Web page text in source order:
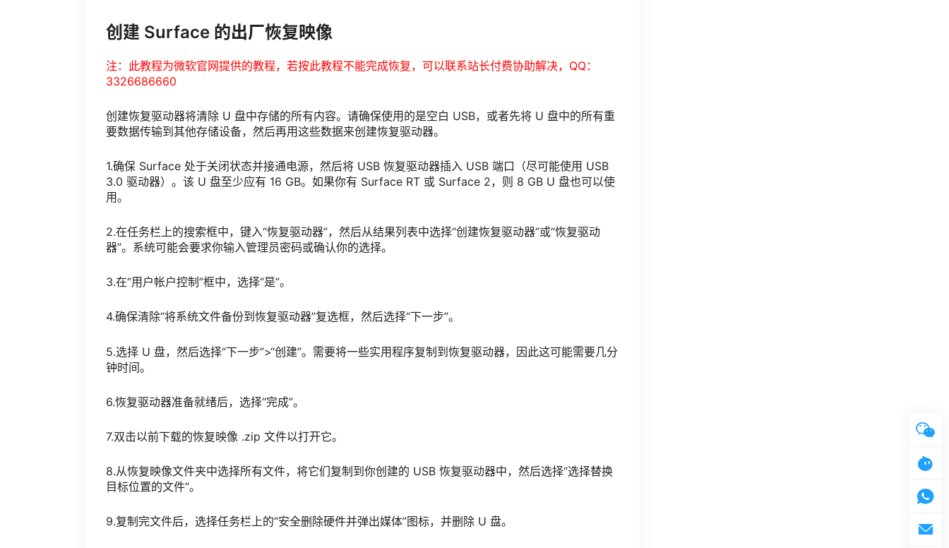
创建 Surface 的出厂恢复映像
注：此教程为微软官网提供的教程，若按此教程不能完成恢复，可以联系站长付费协助解决，QQ：
3326686660
创建恢复驱动器将清除 U 盘中存储的所有内容。请确保使用的是空白 USB，或者先将 U 盘中的所有重
要数据传输到其他存储设备，然后再用这些数据来创建恢复驱动器。
1.确保 Surface 处于关闭状态并接通电源，然后将 USB 恢复驱动器插入 USB 端口（尽可能使用 USB
3.0 驱动器）。该 U 盘至少应有 16 GB。如果你有 Surface RT 或 Surface 2，则 8 GB U 盘也可以使
用。
2.在任务栏上的搜索框中，键入“恢复驱动器”，然后从结果列表中选择“创建恢复驱动器”或“恢复驱动
器”。系统可能会要求你输入管理员密码或确认你的选择。
3.在“用户帐户控制”框中，选择“是”。
4.确保清除“将系统文件备份到恢复驱动器”复选框，然后选择“下一步”。
5.选择 U 盘，然后选择“下一步”>“创建”。需要将一些实用程序复制到恢复驱动器，因此这可能需要几分
钟时间。
6.恢复驱动器准备就绪后，选择“完成”。
7.双击以前下载的恢复映像 .zip 文件以打开它。
8.从恢复映像文件夹中选择所有文件，将它们复制到你创建的 USB 恢复驱动器中，然后选择“选择替换
目标位置的文件”。
9.复制完文件后，选择任务栏上的“安全删除硬件并弹出媒体”图标，并删除 U 盘。